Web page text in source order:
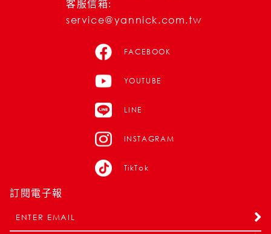
客服信箱:
service@yannick.com.tw
FACEBOOK
YOUTUBE
LINE
INSTAGRAM
TikTok
訂閱電子報